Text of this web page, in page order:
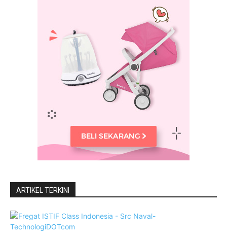
ARTIKEL TERKINI